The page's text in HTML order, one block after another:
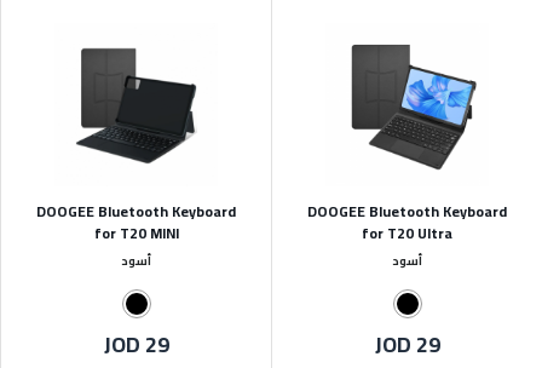
أسود
DOOGEE Bluetooth Keyboard
for T20 Ultra
JOD 29
أسود
DOOGEE Bluetooth Keyboard
for T20 MINI
JOD 29